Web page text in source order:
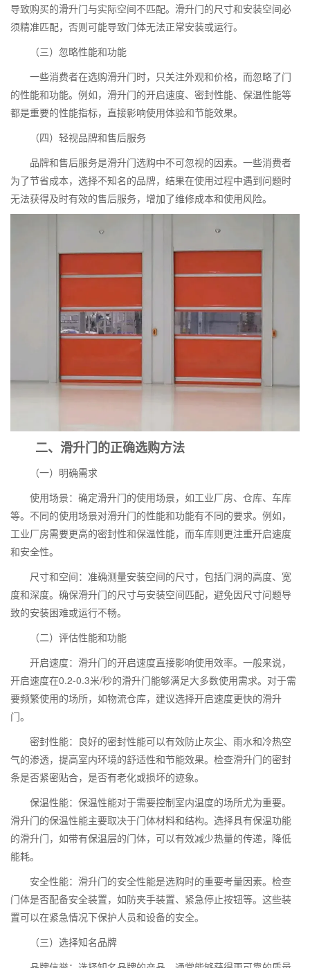
导致购买的滑升门与实际空间不匹配。滑升门的尺寸和安装空间必
须精准匹配，否则可能导致门体无法正常安装或运行。
（三）忽略性能和功能
一些消费者在选购滑升门时，只关注外观和价格，而忽略了门
的性能和功能。例如，滑升门的开启速度、密封性能、保温性能等
都是重要的性能指标，直接影响使用体验和节能效果。
（四）轻视品牌和售后服务
品牌和售后服务是滑升门选购中不可忽视的因素。一些消费者
为了节省成本，选择不知名的品牌，结果在使用过程中遇到问题时
无法获得及时有效的售后服务，增加了维修成本和使用风险。
二、滑升门的正确选购方法
（一）明确需求
使用场景：确定滑升门的使用场景，如工业厂房、仓库、车库
等。不同的使用场景对滑升门的性能和功能有不同的要求。例如，
工业厂房需要更高的密封性和保温性能，而车库则更注重开启速度
和安全性。
尺寸和空间：准确测量安装空间的尺寸，包括门洞的高度、宽
度和深度。确保滑升门的尺寸与安装空间匹配，避免因尺寸问题导
致的安装困难或运行不畅。
（二）评估性能和功能
开启速度：滑升门的开启速度直接影响使用效率。一般来说，
开启速度在0.2-0.3米/秒的滑升门能够满足大多数使用需求。对于需
要频繁使用的场所，如物流仓库，建议选择开启速度更快的滑升
门。
密封性能：良好的密封性能可以有效防止灰尘、雨水和冷热空
气的渗透，提高室内环境的舒适性和节能效果。检查滑升门的密封
条是否紧密贴合，是否有老化或损坏的迹象。
保温性能：保温性能对于需要控制室内温度的场所尤为重要。
滑升门的保温性能主要取决于门体材料和结构。选择具有保温功能
的滑升门，如带有保温层的门体，可以有效减少热量的传递，降低
能耗。
安全性能：滑升门的安全性能是选购时的重要考量因素。检查
门体是否配备安全装置，如防夹手装置、紧急停止按钮等。这些装
置可以在紧急情况下保护人员和设备的安全。
（三）选择知名品牌